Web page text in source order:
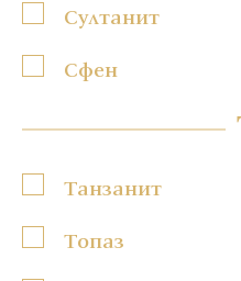
Султанит
Сфен
Танзанит
Топаз